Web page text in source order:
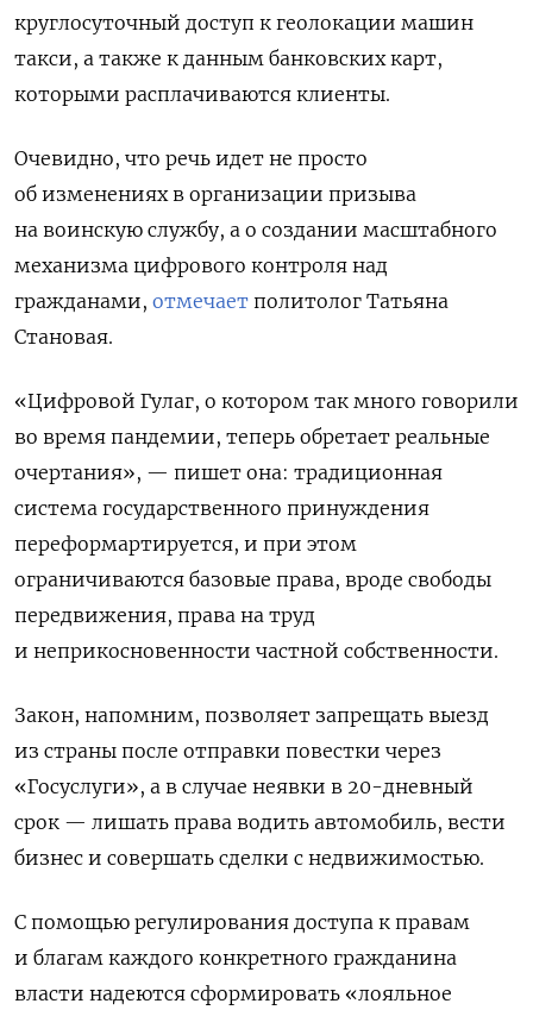
круглосуточный доступ к геолокации машин
такси, а также к данным банковских карт,
которыми расплачиваются клиенты.
Очевидно, что речь идет не просто
об изменениях в организации призыва
на воинскую службу, а о создании масштабного
механизма цифрового контроля над
гражданами, отмечает политолог Татьяна
Становая.
«Цифровой Гулаг, о котором так много говорили
во время пандемии, теперь обретает реальные
очертания», — пишет она: традиционная
система государственного принуждения
переформартируется, и при этом
ограничиваются базовые права, вроде свободы
передвижения, права на труд
и неприкосновенности частной собственности.
Закон, напомним, позволяет запрещать выезд
из страны после отправки повестки через
«Госуслуги», а в случае неявки в 20-дневный
срок — лишать права водить автомобиль, вести
бизнес и совершать сделки с недвижимостью.
С помощью регулирования доступа к правам
и благам каждого конкретного гражданина
власти надеются сформировать «лояльное